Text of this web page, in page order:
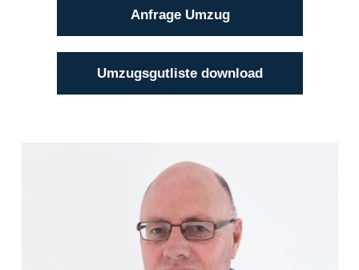
Anfrage Umzug
Umzugsgutliste download